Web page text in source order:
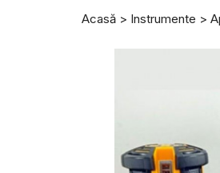
Acasă Instrumente